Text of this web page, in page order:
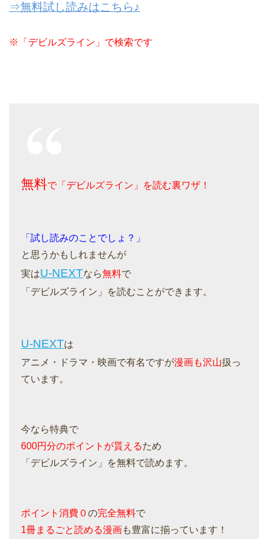
⇒無料試し読みはこちら♪
※「デビルズライン」で検索です
無料で「デビルズライン」を読む裏ワザ！
「試し読みのことでしょ？」
と思うかもしれませんが
実はU-NEXTなら無料で
「デビルズライン」を読むことができます。
U-NEXTは
アニメ・ドラマ・映画で有名ですが漫画も沢山扱っ
ています。
今なら特典で
600円分のポイントが貰えるため
「デビルズライン」を無料で読めます。
ポイント消費０の完全無料で
1冊まるごと読める漫画も豊富に揃っています！